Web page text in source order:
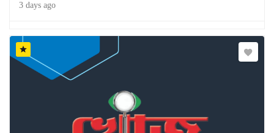
3 days ago